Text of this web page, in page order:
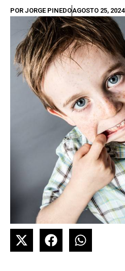
POR JORGE PINEDOAGOSTO 25, 2024